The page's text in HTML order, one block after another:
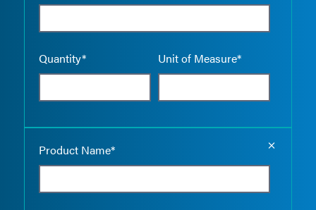
Quantity* Unit of Measure*
Product Name*